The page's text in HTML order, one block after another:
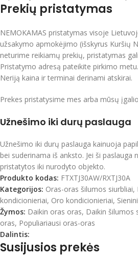
Prekių pristatymas
NEMOKAMAS pristatymas visoje
užsakymo apmokėjimo (išskyrus Kuršių
neturime reikiamų prekių, pristatymas
Pristatymo adresą pateikite pirkimo
Neriją kaina ir terminai derinami atskirai.
Prekes pristatysime mes arba mūsų
Užnešimo iki durų paslauga
Užnešimo iki durų paslauga kainuoja
bei suderinama iš anksto. Jei ši paslauga
pristatytos iki nurodyto objekto.
Produkto kodas: FTXTJ30AW/RXTJ30A
Kategorijos: Oras-oras šilumos siurbliai,
kondicionieriai, Oro kondicionieriai,
Žymos: Daikin oras oras, Daikin šilumos
oras, Populiariausi oras-oras
Dalintis:
Susijusios prekės